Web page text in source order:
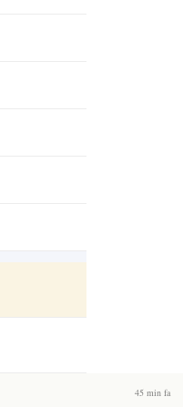
45 min fa